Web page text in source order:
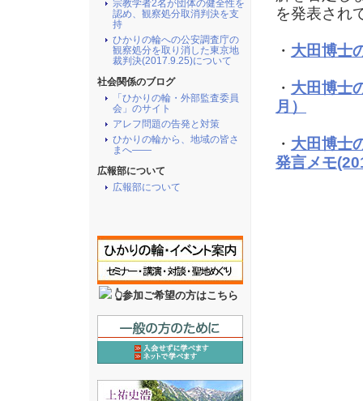
を発表され
・ 大田博士
・ 大田博士
月）
・ 大田博士
発言メモ
宗教学者2名が団体の健全性を
認め、観察処分取消判決を支
持
ひかりの輪への公安調査庁の
観察処分を取り消した東京地
裁判決(2017.9.25)について
社会関係のブログ
「ひかりの輪・外部監査委員
会」のサイト
アレフ問題の告発と対策
ひかりの輪から、地域の皆さ
まへ――
広報部について
広報部について
👆参加ご希望の方はこちら